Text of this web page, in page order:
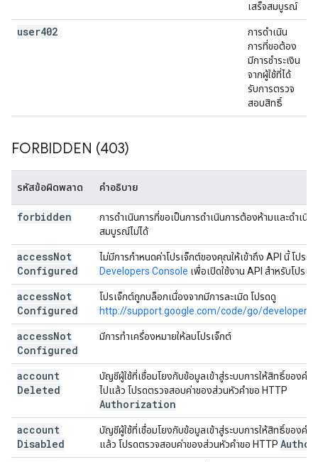
เสร็จสมบูรณ์
user402
การดำเนิน
การที่ขอต้อง
มีการชำระเงิน
จากผู้ใช้ที่ได้
รับการตรวจ
สอบสิทธิ์
FORBIDDEN (403)
รหัสข้อผิดพลาด คำอธิบาย
forbidden
การดำเนินการที่ขอเป็นการดำเนินการต้องห้ามและดำเนิน
สมบูรณ์ไม่ได้
accessNot
Configured
ไม่มีการกำหนดค่าโปรเจ็กต์ของคุณให้เข้าถึง API นี้ โปรด
Developers Console เพื่อเปิดใช้งาน API สำหรับโปรเ
accessNot
Configured
โปรเจ็กต์ถูกบล็อกเนื่องจากมีการละเมิด โปรดดู
http://support.google.com/code/go/
accessNot
Configured
มีการทำเครื่องหมายให้ลบโปรเจ็กต์
account
Deleted
บัญชีผู้ใช้ที่เชื่อมโยงกับข้อมูลเข้าสู่ระบบการให้สิทธิ์ของคำ
ไปแล้ว โปรดตรวจสอบค่าของส่วนหัวคำขอ HTTP
Authorization
account
Disabled
บัญชีผู้ใช้ที่เชื่อมโยงกับข้อมูลเข้าสู่ระบบการให้สิทธิ์ของคำ
แล้ว โปรดตรวจสอบค่าของส่วนหัวคำขอ HTTP